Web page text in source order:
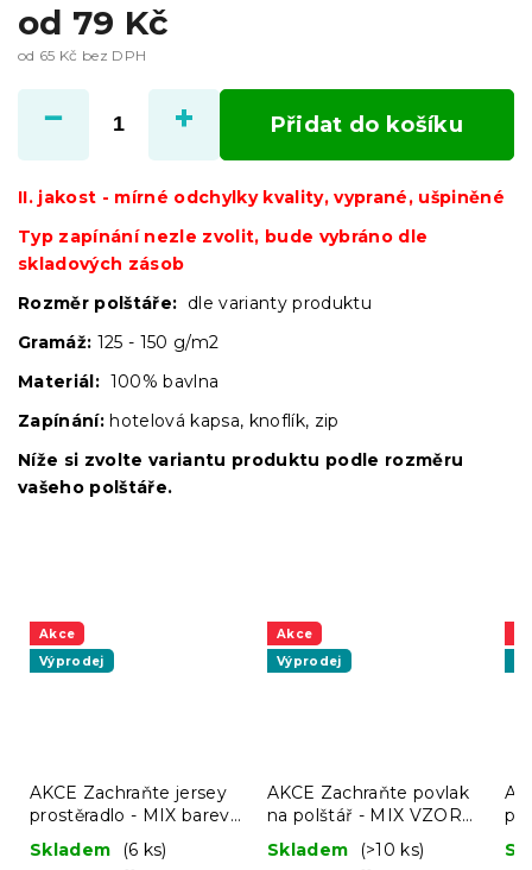
od 79 Kč
od 65 Kč bez DPH
cena:
Přidat do košíku
II. jakost - mírné odchylky kvality, vyprané, ušpiněné
Typ zapínání nezle zvolit, bude vybráno dle
skladových zásob
Rozměr polštáře: dle varianty produktu
Gramáž: 125 - 150 g/m2
Materiál: 100% bavlna
Zapínání:hotelová kapsa, knoflík, zip
Níže si zvolte variantu produktu podle rozměru
vašeho polštáře.
Akce
Výprodej
AKCE Zachraňte jersey
prostěradlo - MIX barev
II. jakost
Skladem (6 ks)
Akce
Výprodej
AKCE Zachraňte povlak
na polštář - MIX VZORŮ
A BAREV II.jakost
Skladem (>10 ks)